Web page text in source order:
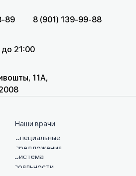
11А,
21:00
Специальные
предложения
Система
лояльности
89 8 (901) 139-99-88
Наши врачи